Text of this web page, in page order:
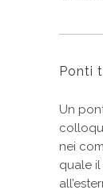
Ponti
Un
nei
quale